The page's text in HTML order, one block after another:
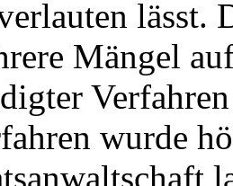
lässt.
Mängel
wurde